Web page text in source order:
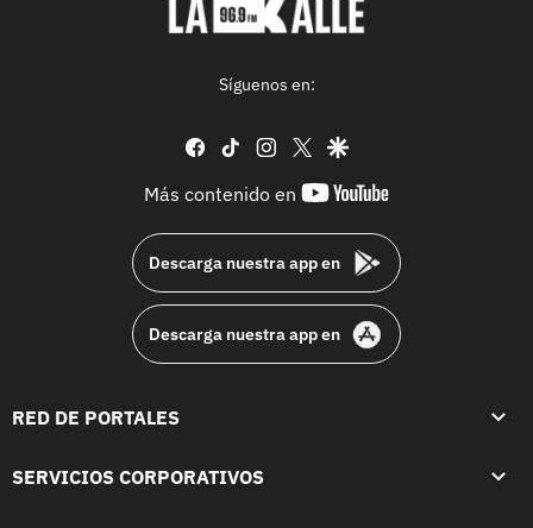
Síguenos en:
facebook
tiktok instagram
twittergoogle
Más contenido en
youtube-
Descarga nuestra app en
Descarga nuestra app en
RED DE PORTALES
SERVICIOS CORPORATIVOS